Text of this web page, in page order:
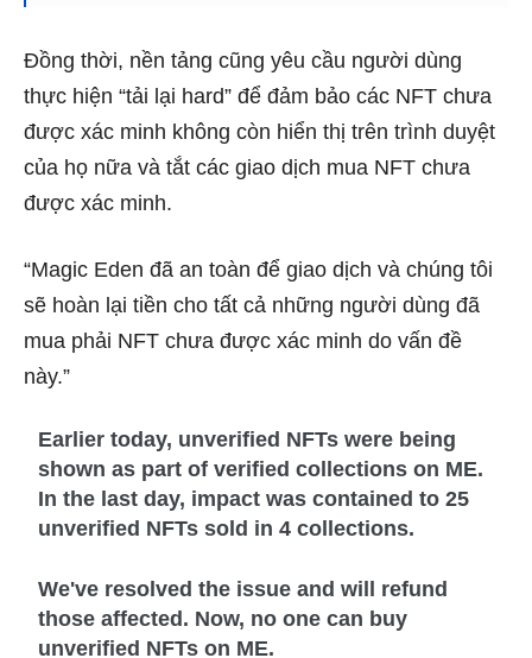
Đồng thời, nền tảng cũng yêu cầu người dùng
thực hiện “tải lại hard” để đảm bảo các NFT chưa
được xác minh không còn hiển thị trên trình duyệt
của họ nữa và tắt các giao dịch mua NFT chưa
được xác minh.
“Magic Eden đã an toàn để giao dịch và chúng tôi
sẽ hoàn lại tiền cho tất cả những người dùng đã
mua phải NFT chưa được xác minh do vấn đề
này.”
Earlier today, unverified NFTs were being
shown as part of verified collections on ME.
In the last day, impact was contained to 25
unverified NFTs sold in 4 collections.
We've resolved the issue and will refund
those affected. Now, no one can buy
unverified NFTs on ME.